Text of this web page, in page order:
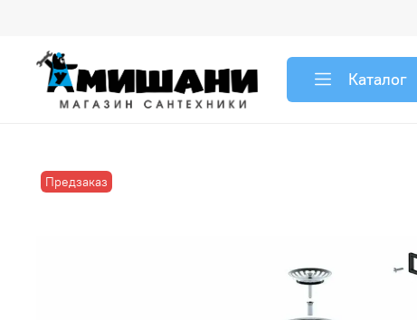
Каталог
Предзаказ